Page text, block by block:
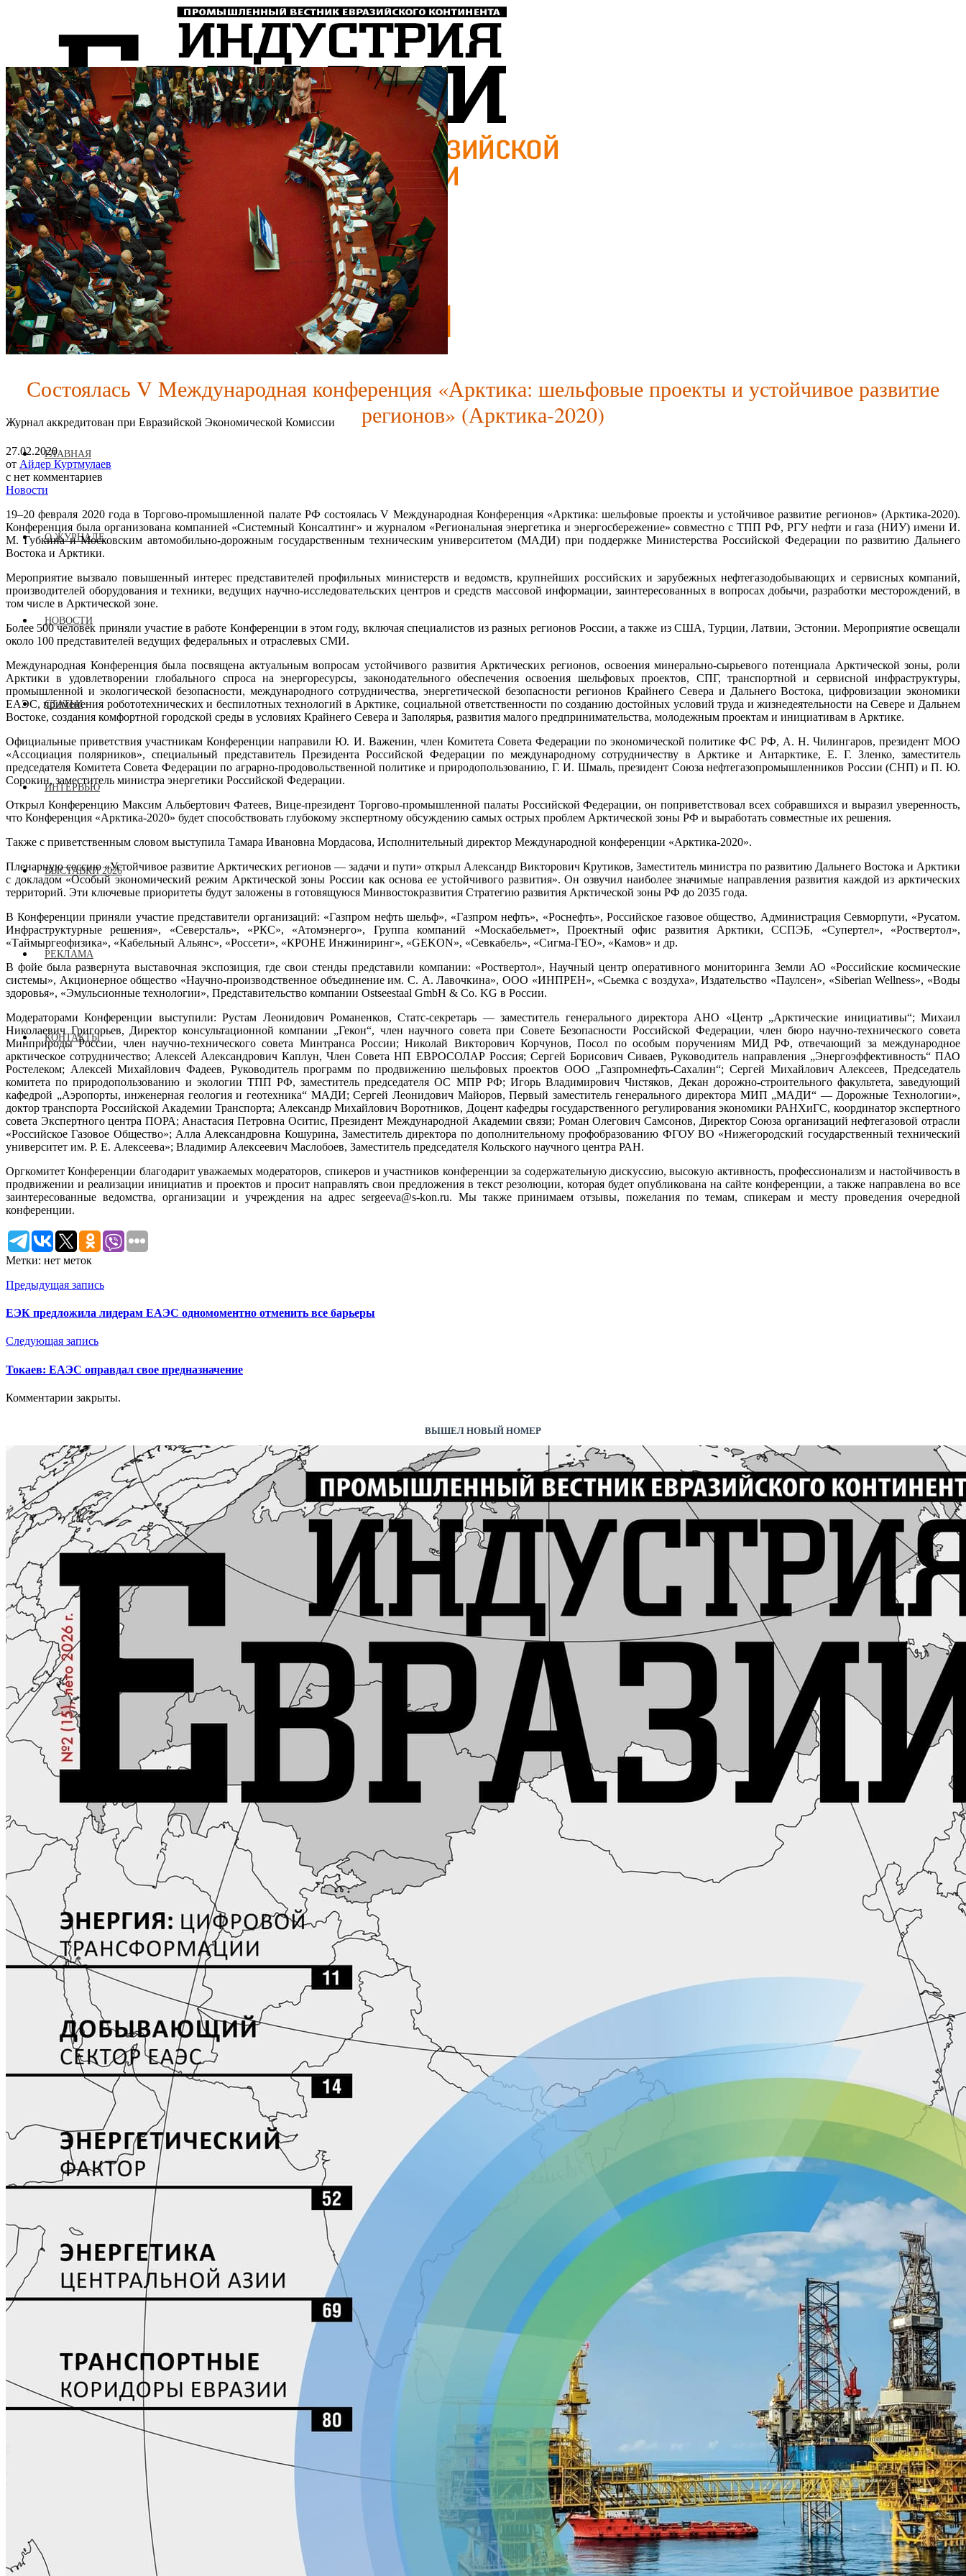
Журнал аккредитован при Евразийской Экономической Комиссии
ГЛАВНАЯ
О ЖУРНАЛЕ
НОВОСТИ
СТАТЬИ
ИНТЕРВЬЮ
ВЫСТАВКИ 2026
РЕКЛАМА
КОНТАКТЫ
Состоялась V Международная конференция «Арктика: шельфовые проекты и устойчивое развитие
регионов» (Арктика-2020)
27.02.2020
от Айдер Куртмулаев
с нет комментариев
Новости
19–20 февраля 2020 года в Торгово-промышленной палате РФ состоялась V Международная Конференция «Арктика: шельфовые проекты и устойчивое развитие регионов» (Арктика-2020).
Конференция была организована компанией «Системный Консалтинг» и журналом «Региональная энергетика и энергосбережение» совместно с ТПП РФ, РГУ нефти и газа (НИУ) имени И.
М. Губкина и Московским автомобильно-дорожным государственным техническим университетом (МАДИ) при поддержке Министерства Российской Федерации по развитию Дальнего
Востока и Арктики.
Мероприятие вызвало повышенный интерес представителей профильных министерств и ведомств, крупнейших российских и зарубежных нефтегазодобывающих и сервисных компаний,
производителей оборудования и техники, ведущих научно-исследовательских центров и средств массовой информации, заинтересованных в вопросах добычи, разработки месторождений, в
том числе в Арктической зоне.
Более 500 человек приняли участие в работе Конференции в этом году, включая специалистов из разных регионов России, а также из США, Турции, Латвии, Эстонии. Мероприятие освещали
около 100 представителей ведущих федеральных и отраслевых СМИ.
Международная Конференция была посвящена актуальным вопросам устойчивого развития Арктических регионов, освоения минерально-сырьевого потенциала Арктической зоны, роли
Арктики в удовлетворении глобального спроса на энергоресурсы, законодательного обеспечения освоения шельфовых проектов, СПГ, транспортной и сервисной инфраструктуры,
промышленной и экологической безопасности, международного сотрудничества, энергетической безопасности регионов Крайнего Севера и Дальнего Востока, цифровизации экономики
ЕАЭС, применения робототехнических и беспилотных технологий в Арктике, социальной ответственности по созданию достойных условий труда и жизнедеятельности на Севере и Дальнем
Востоке, создания комфортной городской среды в условиях Крайнего Севера и Заполярья, развития малого предпринимательства, молодежным проектам и инициативам в Арктике.
Официальные приветствия участникам Конференции направили Ю. И. Важенин, член Комитета Совета Федерации по экономической политике ФС РФ, А. Н. Чилингаров, президент МОО
«Ассоциация полярников», специальный представитель Президента Российской Федерации по международному сотрудничеству в Арктике и Антарктике, Е. Г. Зленко, заместитель
председателя Комитета Совета Федерации по аграрно-продовольственной политике и природопользованию, Г. И. Шмаль, президент Союза нефтегазопромышленников России (СНП) и П. Ю.
Сорокин, заместитель министра энергетики Российской Федерации.
Открыл Конференцию Максим Альбертович Фатеев, Вице-президент Торгово-промышленной палаты Российской Федерации, он поприветствовал всех собравшихся и выразил уверенность,
что Конференция «Арктика-2020» будет способствовать глубокому экспертному обсуждению самых острых проблем Арктической зоны РФ и выработать совместные их решения.
Также с приветственным словом выступила Тамара Ивановна Мордасова, Исполнительный директор Международной конференции «Арктика-2020».
Пленарную сессию «Устойчивое развитие Арктических регионов — задачи и пути» открыл Александр Викторович Крутиков, Заместитель министра по развитию Дальнего Востока и Арктики
с докладом «Особый экономический режим Арктической зоны России как основа ее устойчивого развития». Он озвучил наиболее значимые направления развития каждой из арктических
территорий. Эти ключевые приоритеты будут заложены в готовящуюся Минвостокразвития Стратегию развития Арктической зоны РФ до 2035 года.
В Конференции приняли участие представители организаций: «Газпром нефть шельф», «Газпром нефть», «Роснефть», Российское газовое общество, Администрация Севморпути, «Русатом.
Инфраструктурные решения», «Северсталь», «РКС», «Атомэнерго», Группа компаний «Москабельмет», Проектный офис развития Арктики, ССПЭБ, «Супертел», «Роствертол»,
«Таймыргеофизика», «Кабельный Альянс», «Россети», «КРОНЕ Инжиниринг», «GEKON», «Севкабель», «Сигма-ГЕО», «Камов» и др.
В фойе была развернута выставочная экспозиция, где свои стенды представили компании: «Роствертол», Научный центр оперативного мониторинга Земли АО «Российские космические
системы», Акционерное общество «Научно-производственное объединение им. С. А. Лавочкина», ООО «ИНПРЕН», «Сьемка с воздуха», Издательство «Паулсен», «Siberian Wellness», «Воды
здоровья», «Эмульсионные технологии», Представительство компании Ostseestaal GmbH & Co. KG в России.
Модераторами Конференции выступили: Рустам Леонидович Романенков, Статс-секретарь — заместитель генерального директора АНО «Центр „Арктические инициативы“; Михаил
Николаевич Григорьев, Директор консультационной компании „Гекон“, член научного совета при Совете Безопасности Российской Федерации, член бюро научно-технического совета
Минприроды России, член научно-технического совета Минтранса России; Николай Викторович Корчунов, Посол по особым поручениям МИД РФ, отвечающий за международное
арктическое сотрудничество; Алексей Александрович Каплун, Член Совета НП ЕВРОСОЛАР Россия; Сергей Борисович Сиваев, Руководитель направления „Энергоэффективность“ ПАО
Ростелеком; Алексей Михайлович Фадеев, Руководитель программ по продвижению шельфовых проектов ООО „Газпромнефть-Сахалин“; Сергей Михайлович Алексеев, Председатель
комитета по природопользованию и экологии ТПП РФ, заместитель председателя ОС МПР РФ; Игорь Владимирович Чистяков, Декан дорожно-строительного факультета, заведующий
кафедрой „Аэропорты, инженерная геология и геотехника“ МАДИ; Сергей Леонидович Майоров, Первый заместитель генерального директора МИП „МАДИ“ — Дорожные Технологии»,
доктор транспорта Российской Академии Транспорта; Александр Михайлович Воротников, Доцент кафедры государственного регулирования экономики РАНХиГС, координатор экспертного
совета Экспертного центра ПОРА; Анастасия Петровна Оситис, Президент Международной Академии связи; Роман Олегович Самсонов, Директор Союза организаций нефтегазовой отрасли
«Российское Газовое Общество»; Алла Александровна Кошурина, Заместитель директора по дополнительному профобразованию ФГОУ ВО «Нижегородский государственный технический
университет им. Р. Е. Алексеева»; Владимир Алексеевич Маслобоев, Заместитель председателя Кольского научного центра РАН.
Оргкомитет Конференции благодарит уважаемых модераторов, спикеров и участников конференции за содержательную дискуссию, высокую активность, профессионализм и настойчивость в
продвижении и реализации инициатив и проектов и просит направлять свои предложения в текст резолюции, которая будет опубликована на сайте конференции, а также направлена во все
заинтересованные ведомства, организации и учреждения на адрес sergeeva@s-kon.ru. Мы также принимаем отзывы, пожелания по темам, спикерам и месту проведения очередной
конференции.
Метки: нет меток
Предыдущая запись
ЕЭК предложила лидерам ЕАЭС одномоментно отменить все барьеры
Следующая запись
Токаев: ЕАЭС оправдал свое предназначение
Комментарии закрыты.
ВЫШЕЛ НОВЫЙ НОМЕР